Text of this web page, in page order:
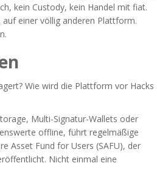
kein Custody, kein Handel mit fiat.
einer völlig anderen Plattform.
Wie wird die Plattform vor Hacks
Multi-Signatur-Wallets oder
offline, führt regelmäßige
Asset Fund for Users (SAFU), der
Nicht einmal eine